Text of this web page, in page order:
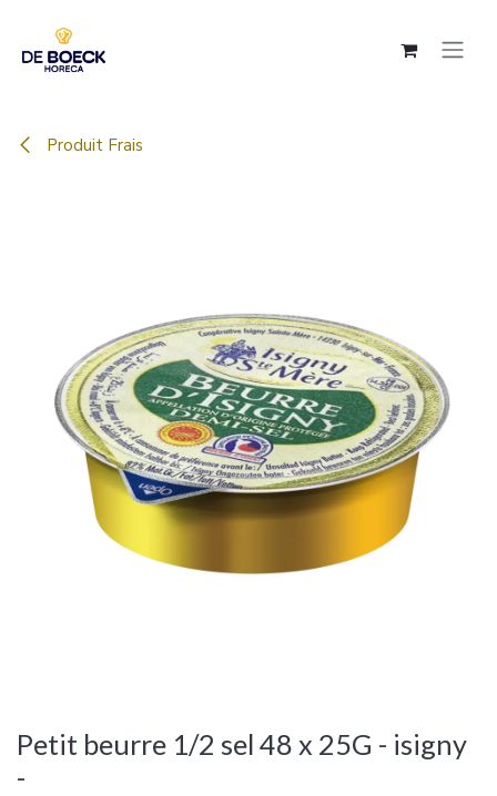
Produit Frais
Petit beurre 1/2 sel 48 x 25G - isigny
-